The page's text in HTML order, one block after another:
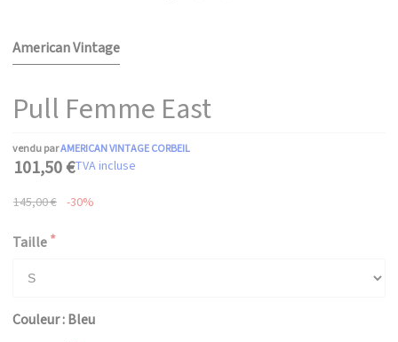
American Vintage
Pull Femme East
vendu parAMERICAN VINTAGE CORBEIL
101,50 €TVA incluse
145,00 € -30%
Taille
Couleur : Bleu